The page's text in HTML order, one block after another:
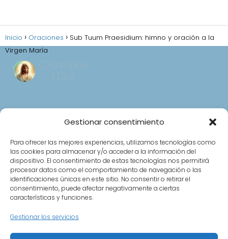
Gestionar consentimiento
Para ofrecer las mejores experiencias, utilizamos tecnologías como
las cookies para almacenar y/o acceder a la información del
dispositivo. El consentimiento de estas tecnologías nos permitirá
procesar datos como el comportamiento de navegación o las
identificaciones únicas en este sitio. No consentir o retirar el
consentimiento, puede afectar negativamente a ciertas
características y funciones.
Gestionar los servicios
Inicio Oraciones
Sub Tuum Praesidium: himno y oración a la
Virgen María
Política de cookies (UE)
Normas de Participación en el Foro
Contacto
Top 5 más leídas
Frases cristianas de buenas noches